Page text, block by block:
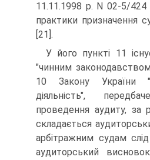
11.11.1998 р. N 02-5/
практики призначення
[21].
У його пункті 11
"чинним
10 Закону України
дiяльнiсть",
проведення аудиту, за
складається
арбiтражним судам
аудиторський